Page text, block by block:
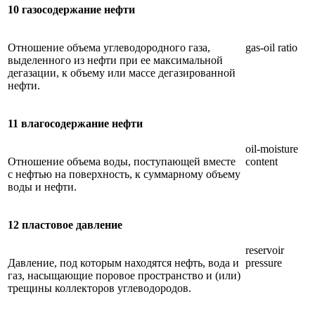
10 газосодержание нефти
gas-oil ratio
Отношение объема углеводородного газа,
выделенного из нефти при ее максимальной
дегазации, к объему или массе дегазированной
нефти.
11 влагосодержание нефти
oil-moisture
content
Отношение объема воды, поступающей вместе
с нефтью на поверхность, к суммарному объему
воды и нефти.
12 пластовое давление
reservoir
pressure
Давление, под которым находятся нефть, вода и
газ, насыщающие поровое пространство и (или)
трещины коллекторов углеводородов.